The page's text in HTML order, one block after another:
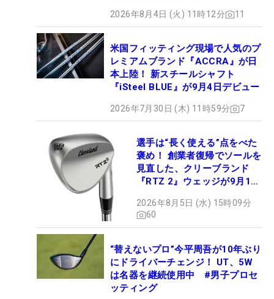
2026年8月4日 (火) 11時12分 11
米国フィッティング現場で人気のプ
レミアムブランド『ACCRA』が日
本上陸！ 新スチールシャフト
『iSteel BLUE』が9月4日デビュー
2026年7月30日 (木) 11時59分 7
選手は“長く使える”点をべた
褒め！ 創業者復帰でソールを
見直した、クリーブランド
『RTZ 2』ウェッジが9月12
2026年8月5日 (水) 15時09分
60
“替えないプロ”今平周吾が10年ぶり
にドライバーチェンジ！ UT、5W
は名器を継続使用中 #男子プロセ
ッティング